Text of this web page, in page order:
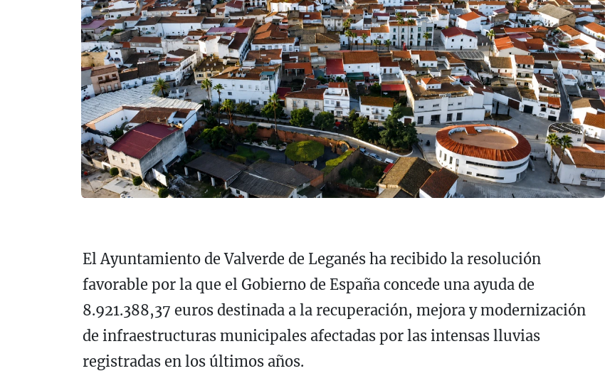
El Ayuntamiento de Valverde de Leganés ha recibido la resolución
favorable por la que el Gobierno de España concede una ayuda de
8.921.388,37 euros destinada a la recuperación, mejora y modernización
de infraestructuras municipales afectadas por las intensas lluvias
registradas en los últimos años.